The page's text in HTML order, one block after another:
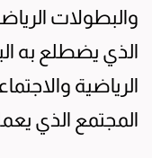
والبطولات
الذي يضطلع به
الرياضية
المجتمع الذي